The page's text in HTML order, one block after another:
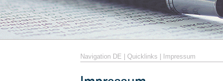
Navigation DE Quicklinks Impressum